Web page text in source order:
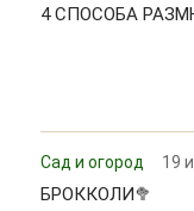
4 СПОСОБА
Сад и огород 19
БРОККОЛИ🥦